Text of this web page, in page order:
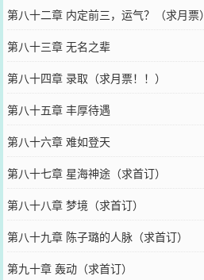
第八十二章 内定前三，运气？（求月票）
第八十三章 无名之辈
第八十四章 录取（求月票！！）
第八十五章 丰厚待遇
第八十六章 难如登天
第八十七章 星海神途（求首订）
第八十八章 梦境（求首订）
第八十九章 陈子璐的人脉（求首订）
第九十章 轰动（求首订）